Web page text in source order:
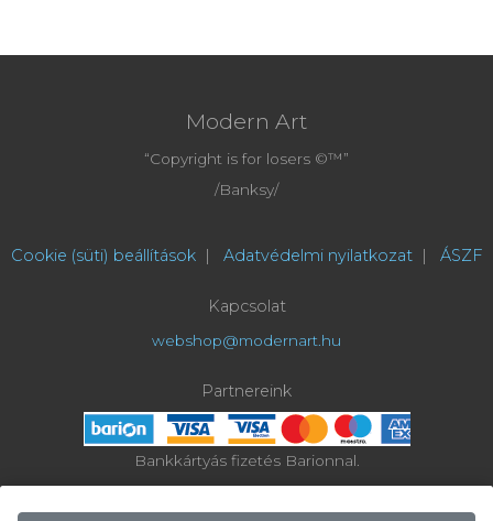
Modern Art
“Copyright is for losers ©™”
/Banksy/
Cookie (süti) beállítások | Adatvédelmi nyilatkozat | ÁSZF
Kapcsolat
webshop@modernart.hu
Partnereink
Bankkártyás fizetés Barionnal.